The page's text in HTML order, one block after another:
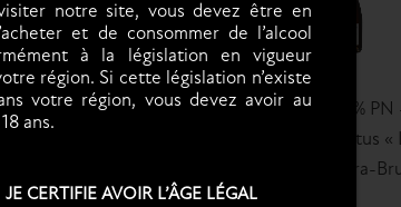
DE BLANCS GRAND CRU
Oger & Oger : GRAND-CRU
g/L
80 %
Vertus
Extra-
notre site, vous devez être en
et de consommer de l’alcool
à la législation en vigueur
région. Si cette législation n’existe
votre région, vous devez avoir au
ans.
JE CERTIFIE AVOIR L’ÂGE LÉGAL